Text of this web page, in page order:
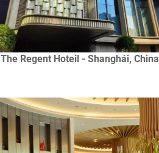
The Regent Hoteil - Shanghái, China